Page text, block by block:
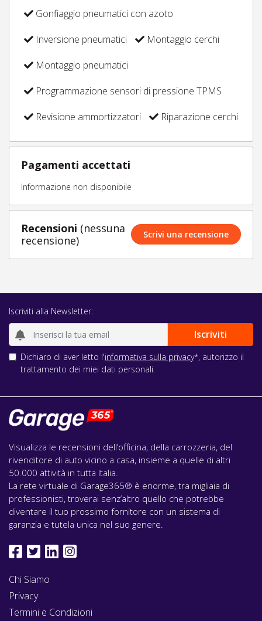
Gonfiaggio pneumatici con azoto
Inversione pneumatici
Montaggio cerchi
Montaggio pneumatici
Programmazione sensori di pressione TPMS
Revisione ammortizzatori
Riparazione cerchi
Pagamenti accettati
Informazione non disponibile
Recensioni (nessuna
recensione)
Scrivi una recensione
Iscriviti alla Newsletter:
Dichiaro di aver letto l'informativa sulla privacy*, autorizzo il
trattamento dei miei dati personali.
Visualizza le recensioni dell’officina, della carrozzeria, del
rivenditore di auto vicino a casa, insieme a quelle di altri
50.000 attività in tutta Italia.
La rete virtuale di Garage365® è enorme, tra migliaia di
professionisti, troverai senz’altro quello che potrebbe
diventare il tuo prossimo fornitore con un sistema di
garanzia e tutela unica nel suo genere.
Chi Siamo
Privacy
Termini e Condizioni